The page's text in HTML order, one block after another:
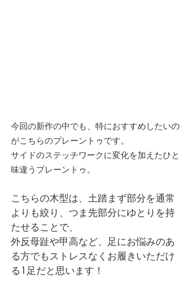
今回の新作の中でも、特におすすめしたいの
がこちらのプレーントゥです。
サイドのステッチワークに変化を加えたひと
味違うプレーントゥ。
こちらの木型は、土踏まず部分を通常
よりも絞り、つま先部分にゆとりを持
たせることで、
外反母趾や甲高など、足にお悩みのあ
る方でもストレスなくお履きいただけ
る1足だと思います！